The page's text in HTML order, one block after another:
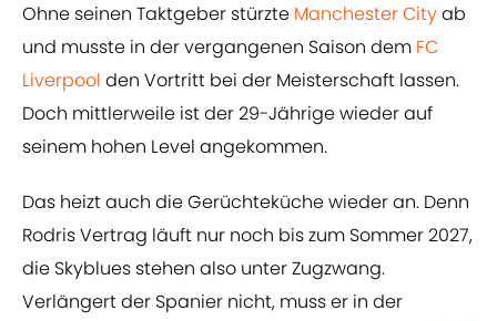
Ohne seinen Taktgeber stürzte Manchester Cityab
und musste in der vergangenen Saison dem FC
Liverpool den Vortritt bei der Meisterschaft lassen.
Doch mittlerweile ist der 29-Jährige wieder auf
seinem hohen Level angekommen.
Das heizt auch die Gerüchteküche wieder an. Denn
Rodris Vertrag läuft nur noch bis zum Sommer 2027,
die Skyblues stehen also unter Zugzwang.
Verlängert der Spanier nicht, muss er in der